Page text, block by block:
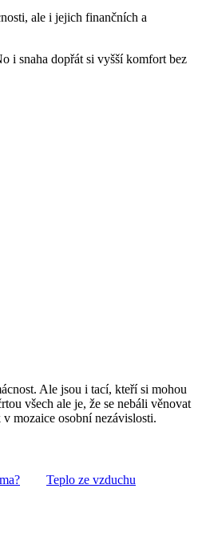
ale i jejich finančních a
i snaha dopřát si vyšší komfort bez
Ale jsou i tací, kteří si mohou
všech ale je, že se nebáli věnovat
mozaice osobní nezávislosti.
Teplo ze vzduchu